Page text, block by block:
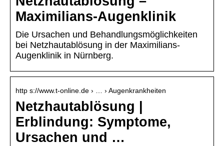
Maximilians-Augenklinik
Die Ursachen und Behandlungsmöglichkeiten
bei Netzhautablösung in der Maximilians-
Augenklinik in Nürnberg.
http s://www.t-online.de › … › Augenkrankheiten
Netzhautablösung |
Erblindung: Symptome,
Ursachen und …